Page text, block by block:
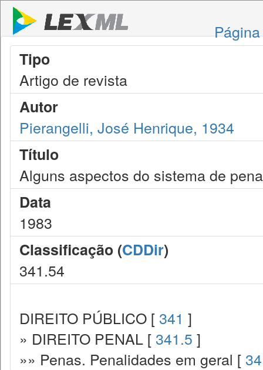
Tipo
Artigo de revista
Autor
Pierangelli, José Henrique, 1934
Título
Alguns aspectos do sistema de
Data
1983
Classificação (CDDir)
341.54
DIREITO PÚBLICO [ 341 ]
» DIREITO PENAL [ 341.5 ]
»» Penas. Penalidades em geral [